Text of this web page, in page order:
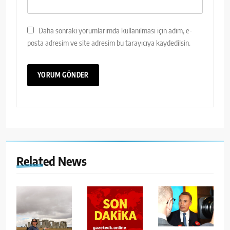
Daha sonraki yorumlarımda kullanılması için adım, e-
posta adresim ve site adresim bu tarayıcıya kaydedilsin.
Related News